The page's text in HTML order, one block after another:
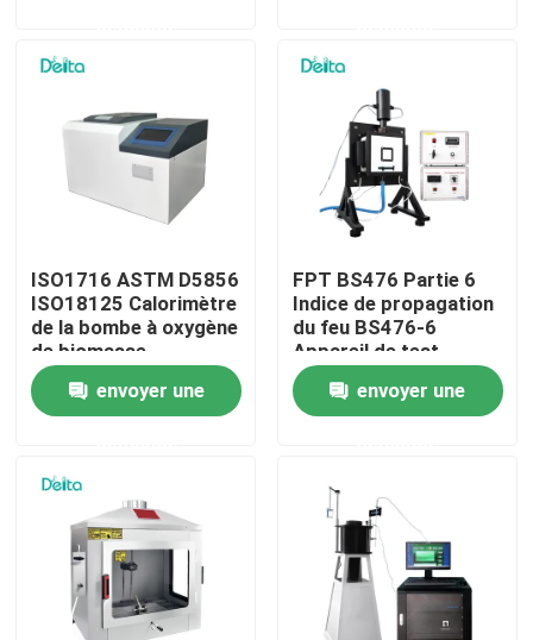
À propos de nous
Contrôle de la qualité
Nous contacter
Demandez un devis
Équipement d'essai électrique
Matériel d'essai au feu
ISO1716 ASTM D5856
ISO18125 Calorimètre
de la bombe à oxygène
de biomasse
Calorimètre de la
valeur calorifique du
charbon
envoyer une
FPT BS476 Partie 6
Indice de propagation
du feu BS476-6
Appareil de test
envoyer une